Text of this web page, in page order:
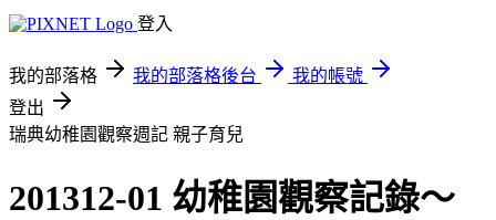
登入
我的部落格 我的部落格後台
我的帳號
登出
瑞典幼稚園觀察週記 親子育兒
201312-01 幼稚園觀察記錄～